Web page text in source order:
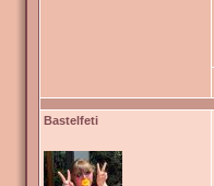
Bastelfeti